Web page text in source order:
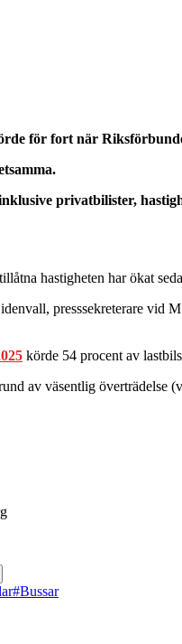
för fort när
privatbilister,
hastigheten har ökat
presssekreterare vid
körde 54 procent av
av väsentlig överträdelse
#Bussar